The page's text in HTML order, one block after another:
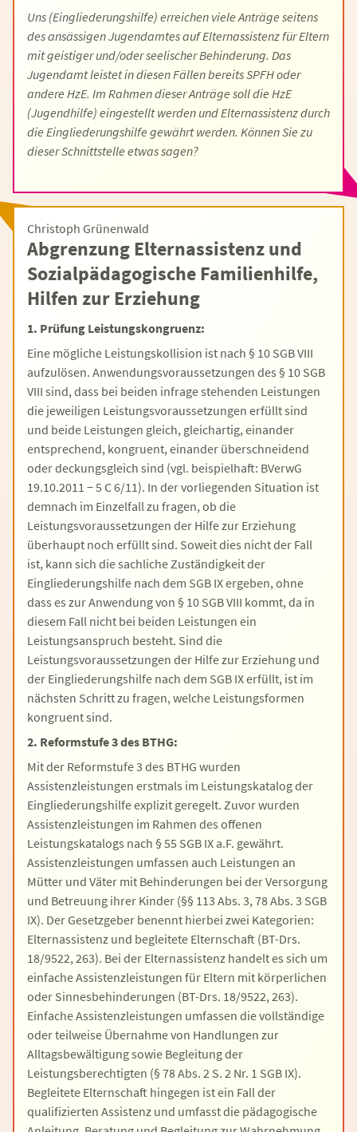
Uns (Eingliederungshilfe) erreichen viele Anträge seitens
des ansässigen Jugendamtes auf Elternassistenz für Eltern
mit geistiger und/oder seelischer Behinderung. Das
Jugendamt leistet in diesen Fällen bereits SPFH oder
andere HzE. Im Rahmen dieser Anträge soll die HzE
(Jugendhilfe) eingestellt werden und Elternassistenz durch
die Eingliederungshilfe gewährt werden. Können Sie zu
dieser Schnittstelle etwas sagen?
Christoph Grünenwald
Abgrenzung Elternassistenz und
Sozialpädagogische Familienhilfe,
Hilfen zur Erziehung
1. Prüfung Leistungskongruenz:
Eine mögliche Leistungskollision ist nach § 10 SGB VIII
aufzulösen. Anwendungsvoraussetzungen des § 10 SGB
VIII sind, dass bei beiden infrage stehenden Leistungen
die jeweiligen Leistungsvoraussetzungen erfüllt sind
und beide Leistungen gleich, gleichartig, einander
entsprechend, kongruent, einander überschneidend
oder deckungsgleich sind (vgl. beispielhaft: BVerwG
19.10.2011 − 5 C 6/11). In der vorliegenden Situation ist
demnach im Einzelfall zu fragen, ob die
Leistungsvoraussetzungen der Hilfe zur Erziehung
überhaupt noch erfüllt sind. Soweit dies nicht der Fall
ist, kann sich die sachliche Zuständigkeit der
Eingliederungshilfe nach dem SGB IX ergeben, ohne
dass es zur Anwendung von § 10 SGB VIII kommt, da in
diesem Fall nicht bei beiden Leistungen ein
Leistungsanspruch besteht. Sind die
Leistungsvoraussetzungen der Hilfe zur Erziehung und
der Eingliederungshilfe nach dem SGB IX erfüllt, ist im
nächsten Schritt zu fragen, welche Leistungsformen
kongruent sind.
2. Reformstufe 3 des BTHG:
Mit der Reformstufe 3 des BTHG wurden
Assistenzleistungen erstmals im Leistungskatalog der
Eingliederungshilfe explizit geregelt. Zuvor wurden
Assistenzleistungen im Rahmen des offenen
Leistungskatalogs nach § 55 SGB IX a.F. gewährt.
Assistenzleistungen umfassen auch Leistungen an
Mütter und Väter mit Behinderungen bei der Versorgung
und Betreuung ihrer Kinder (§§ 113 Abs. 3, 78 Abs. 3 SGB
IX). Der Gesetzgeber benennt hierbei zwei Kategorien:
Elternassistenz und begleitete Elternschaft (BT-Drs.
18/9522, 263). Bei der Elternassistenz handelt es sich um
einfache Assistenzleistungen für Eltern mit körperlichen
oder Sinnesbehinderungen (BT-Drs. 18/9522, 263).
Einfache Assistenzleistungen umfassen die vollständige
oder teilweise Übernahme von Handlungen zur
Alltagsbewältigung sowie Begleitung der
Leistungsberechtigten (§ 78 Abs. 2 S. 2 Nr. 1 SGB IX).
Begleitete Elternschaft hingegen ist ein Fall der
qualifizierten Assistenz und umfasst die pädagogische